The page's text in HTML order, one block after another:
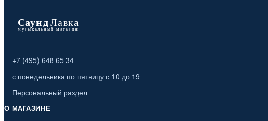
+7 (495) 648 65 34
с понедельника по пятницу с 10 до 19
Персональный раздел
О МАГАЗИНЕ